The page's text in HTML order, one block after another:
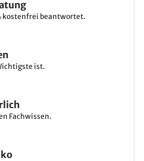
kostenfrei beantwortet.
ist.
Fachwissen.